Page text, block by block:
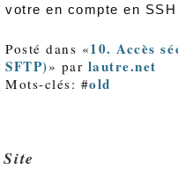
votre en compte en SSH
Posté dans «10. Accès
SFTP)» par lautre.net
Mots-clés: #old
Site